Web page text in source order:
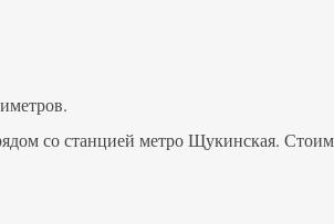
со станцией метро Щукинская.